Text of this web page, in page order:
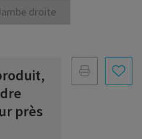
droite
près